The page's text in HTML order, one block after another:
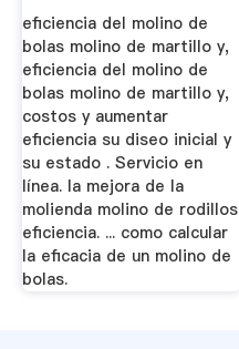
eficiencia del molino de
bolas molino de martillo y,
eficiencia del molino de
bolas molino de martillo y,
costos y aumentar
eficiencia su diseo inicial y
su estado . Servicio en
línea. la mejora de la
molienda molino de rodillos
eficiencia. ... como calcular
la eficacia de un molino de
bolas.